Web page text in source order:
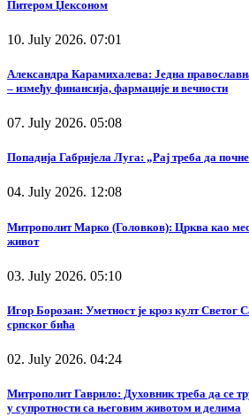
Питером Џексоном
10. July 2026. 07:01
Александра Карамихалева: Једна
– између финансија, фармације и вечности
07. July 2026. 05:08
Попадија Габријела Луга: „Рај треба да
04. July 2026. 12:08
Митрополит Марко (Головков): Црква као
живот
03. July 2026. 05:10
Игор Борозан: Уметност је кроз култ Светог
српског бића
02. July 2026. 04:24
Митрополит Гаврило: Духовник треба да се
у супротности са његовим животом и делима